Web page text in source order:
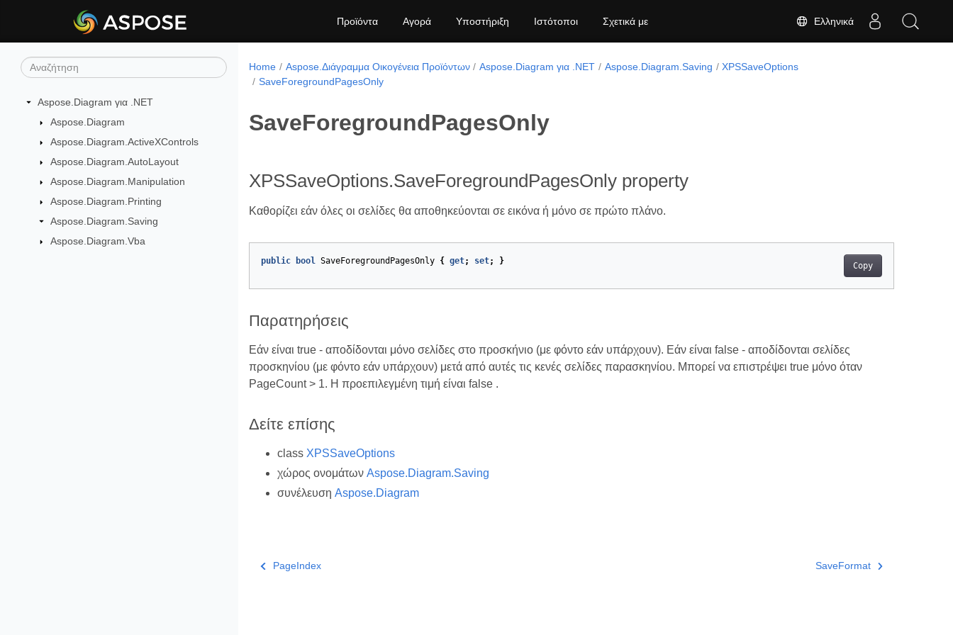
Ελληνικά
Προϊόντα Αγορά Υποστήριξη Ιστότοποι Σχετικά με
Aspose.Diagram για .NET
Aspose.Diagram
Aspose.Diagram.ActiveXControls
Aspose.Diagram.AutoLayout
Aspose.Diagram.Manipulation
Aspose.Diagram.Printing
Aspose.Diagram.Saving
Aspose.Diagram.Vba
Home Aspose.Διάγραμμα Οικογένεια Προϊόντων Aspose.Diagram για .NET Aspose.Diagram.Saving
XPSSaveOptions
SaveForegroundPagesOnly
SaveForegroundPagesOnly
XPSSaveOptions.SaveForegroundPagesOnly property
Καθορίζει εάν όλες οι σελίδες θα αποθηκεύονται σε εικόνα ή μόνο σε πρώτο πλάνο.
Copy
public bool SaveForegroundPagesOnly { get; set; }
Παρατηρήσεις
Εάν είναι true - αποδίδονται μόνο σελίδες στο προσκήνιο (με φόντο εάν υπάρχουν). Εάν είναι false - αποδίδονται σελίδες
προσκηνίου (με φόντο εάν υπάρχουν) μετά από αυτές τις κενές σελίδες παρασκηνίου. Μπορεί να επιστρέψει true μόνο όταν
PageCount > 1. Η προεπιλεγμένη τιμή είναι false .
Δείτε επίσης
class XPSSaveOptions
χώρος ονομάτων Aspose.Diagram.Saving
συνέλευση Aspose.Diagram
PageIndex SaveFormat